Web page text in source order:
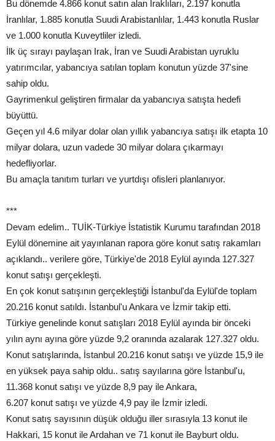
Bu dönemde 4.866 konut satın alan Iraklıları, 2.197 konutla
İranlılar, 1.885 konutla Suudi Arabistanlılar, 1.443 konutla Ruslar
ve 1.000 konutla Kuveytliler izledi.
İlk üç sırayı paylaşan Irak, İran ve Suudi Arabistan uyruklu
yatırımcılar, yabancıya satılan toplam konutun yüzde 37'sine
sahip oldu.
Gayrimenkul geliştiren firmalar da yabancıya satışta hedefi
büyüttü.
Geçen yıl 4.6 milyar dolar olan yıllık yabancıya satışı ilk etapta 10
milyar dolara, uzun vadede 30 milyar dolara çıkarmayı
hedefliyorlar.
Bu amaçla tanıtım turları ve yurtdışı ofisleri planlanıyor.
***
Devam edelim.. TUİK-Türkiye İstatistik Kurumu tarafından 2018
Eylül dönemine ait yayınlanan rapora göre konut satış rakamları
açıklandı.. verilere göre, Türkiye'de 2018 Eylül ayında 127.327
konut satışı gerçekleşti.
En çok konut satışının gerçekleştiği İstanbul'da Eylül'de toplam
20.216 konut satıldı. İstanbul'u Ankara ve İzmir takip etti.
Türkiye genelinde konut satışları 2018 Eylül ayında bir önceki
yılın aynı ayına göre yüzde 9,2 oranında azalarak 127.327 oldu.
Konut satışlarında, İstanbul 20.216 konut satışı ve yüzde 15,9 ile
en yüksek paya sahip oldu.. satış sayılarına göre İstanbul'u,
11.368 konut satışı ve yüzde 8,9 pay ile Ankara,
6.207 konut satışı ve yüzde 4,9 pay ile İzmir izledi.
Konut satış sayısının düşük olduğu iller sırasıyla 13 konut ile
Hakkari, 15 konut ile Ardahan ve 71 konut ile Bayburt oldu.